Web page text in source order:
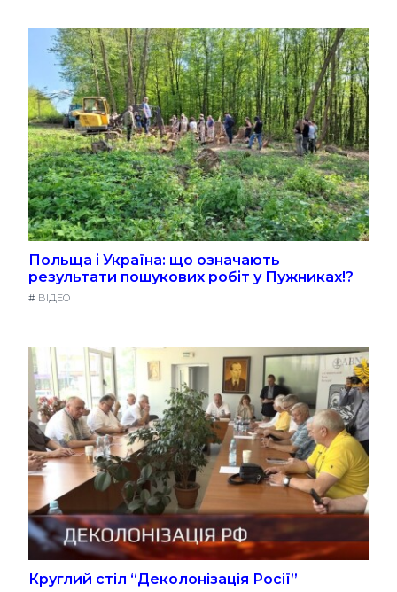
Польща і Україна: що означають
результати пошукових робіт у Пужниках!?
# ВІДЕО
Круглий стіл “Деколонізація Росії”